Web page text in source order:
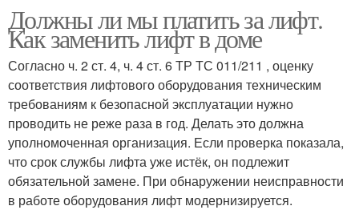
Должны ли мы платить за лифт.
Как заменить лифт в доме
Согласно ч. 2 ст. 4, ч. 4 ст. 6 ТР ТС 011/211 , оценку
соответствия лифтового оборудования техническим
требованиям к безопасной эксплуатации нужно
проводить не реже раза в год. Делать это должна
уполномоченная организация. Если проверка показала,
что срок службы лифта уже истёк, он подлежит
обязательной замене. При обнаружении неисправности
в работе оборудования лифт модернизируется.